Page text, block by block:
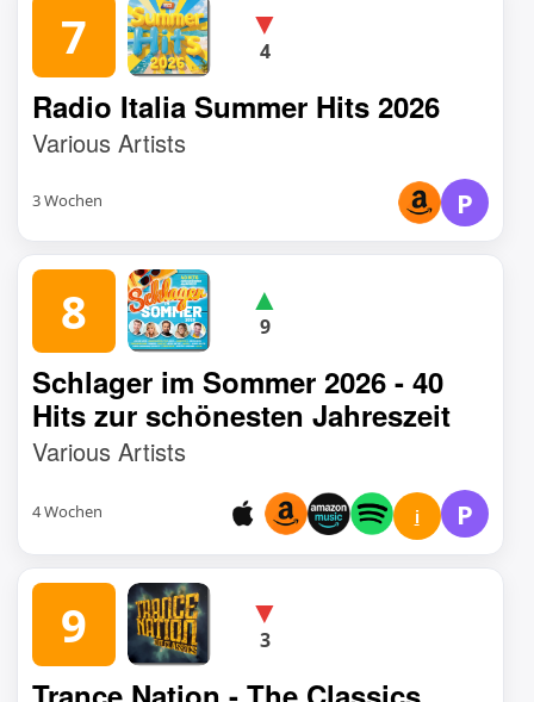
7 ▼
4
Radio Italia Summer Hits 2026
Various Artists
3 Wochen P
8 ▲
9
Schlager im Sommer 2026 - 40
Hits zur schönesten Jahreszeit
Various Artists
4 Wochen i P
9 ▼
3